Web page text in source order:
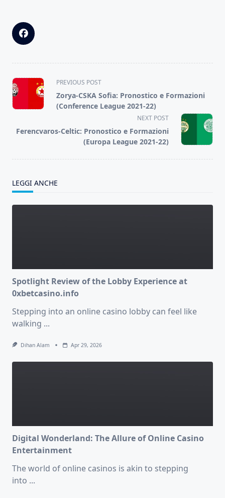
<span
class="nav-
subtitle
reader-
text">Page</span>
PREVIOUS POST
Zorya-CSKA Sofia: Pronostico e Formazioni
(Conference League 2021-22)
NEXT POST
Ferencvaros-Celtic: Pronostico e Formazioni
(Europa League 2021-22)
LEGGI ANCHE
Spotlight Review of the Lobby Experience at
0xbetcasino.info
Stepping into an online casino lobby can feel like
walking ...
Dihan Alam Apr 29, 2026
Digital Wonderland: The Allure of Online Casino
Entertainment
The world of online casinos is akin to stepping
into ...